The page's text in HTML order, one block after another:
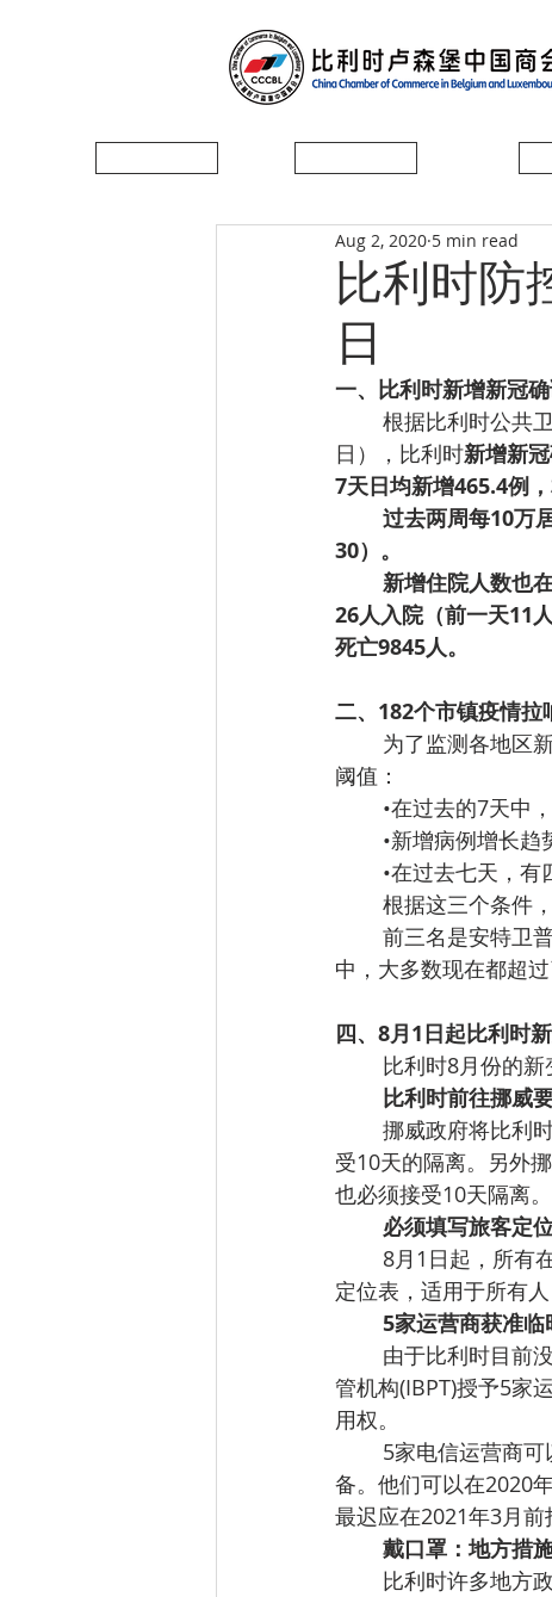
比利时防
日
Aug 2, 2020 5 min read
一、比利时新增新冠
根据比利时公共
日），比利时新增新
7天日均新增465.4例
过去两周每10万
30）。
新增住院人数也
26人入院（前一天11
死亡9845人。
二、182个市镇疫情拉
为了监测各地区
阈值：
•在过去的7天中
•新增病例增长趋
•在过去七天，有
根据这三个条件
前三名是安特卫
中，大多数现在都超过
四、8月1日起比利时
比利时8月份的新
比利时前往挪威
挪威政府将比利
受10天的隔离。另外
也必须接受10天隔离。
必须填写旅客定
8月1日起，所有
定位表，适用于所有
5家运营商获准临
由于比利时目前
管机构(IBPT)授予5家
用权。
5家电信运营商
备。他们可以在2020
最迟应在2021年3月前
戴口罩：地方措
比利时许多地方